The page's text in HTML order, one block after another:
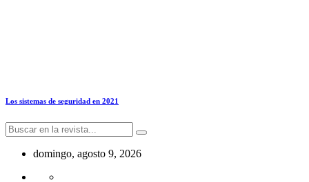
Los sistemas de seguridad en 2021
domingo, agosto 9, 2026